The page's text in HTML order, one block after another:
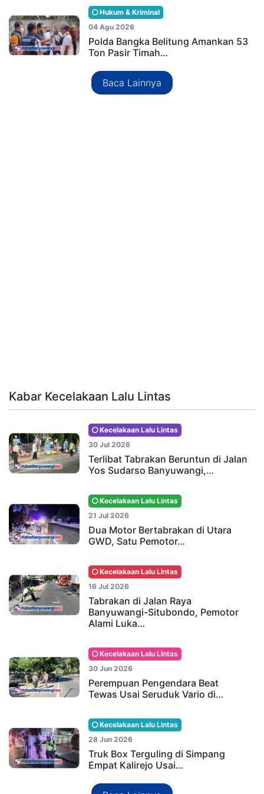
Hukum & Kriminal
04 Agu 2026
Polda Bangka Belitung Amankan 53
Ton Pasir Timah…
Baca Lainnya
Kabar Kecelakaan Lalu Lintas
Kecelakaan Lalu Lintas
30 Jul 2026
Terlibat Tabrakan Beruntun di Jalan
Yos Sudarso Banyuwangi,…
Kecelakaan Lalu Lintas
21 Jul 2026
Dua Motor Bertabrakan di Utara
GWD, Satu Pemotor…
Kecelakaan Lalu Lintas
16 Jul 2026
Tabrakan di Jalan Raya
Banyuwangi-Situbondo, Pemotor
Alami Luka…
Kecelakaan Lalu Lintas
30 Jun 2026
Perempuan Pengendara Beat
Tewas Usai Seruduk Vario di…
Kecelakaan Lalu Lintas
28 Jun 2026
Truk Box Terguling di Simpang
Empat Kalirejo Usai…